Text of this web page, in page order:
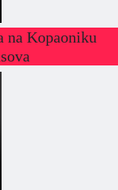
na Kopaoniku